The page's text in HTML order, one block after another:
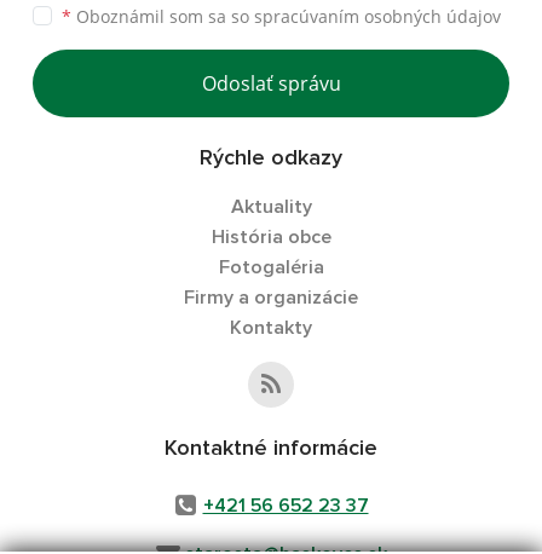
* Oboznámil som sa so spracúvaním osobných údajov
Odoslať správu
Rýchle odkazy
Aktuality
História obce
Fotogaléria
Firmy a organizácie
Kontakty
Kontaktné informácie
+421 56 652 23 37